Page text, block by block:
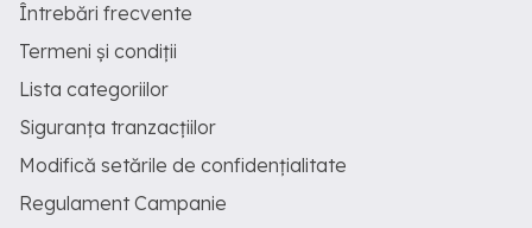
Întrebări frecvente
Termeni și condiții
Lista categoriilor
Siguranța tranzacțiilor
Modifică setările de confidențialitate
Regulament Campanie